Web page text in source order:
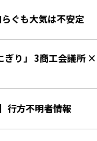
少し和らぐも大気は不安定
ぎり」 3商工会議所 ×
行方不明者情報